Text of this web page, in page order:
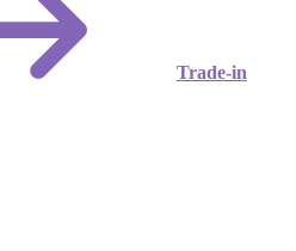
Trade-in